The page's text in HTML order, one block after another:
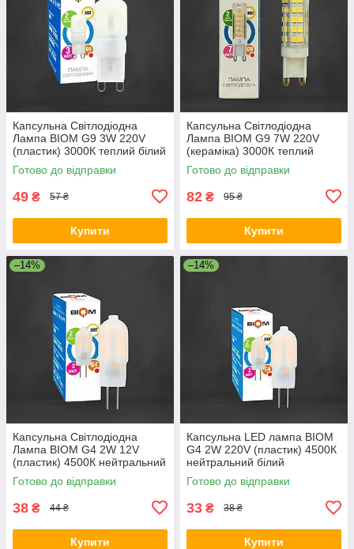
Капсульна Світлодіодна
Лампа BIOM G9 3W 220V
(пластик) 3000К теплий білий
Готово до відправки
49 ₴ 57 ₴
Купити
Капсульна Світлодіодна
Лампа BIOM G9 7W 220V
(кераміка) 3000К теплий
білий
Готово до відправки
82 ₴ 95 ₴
Купити
–14%
Капсульна Світлодіодна
Лампа BIOM G4 2W 12V
(пластик) 4500К нейтральний
білий
Готово до відправки
38 ₴ 44 ₴
Купити
–14%
Капсульна LED лампа BIOM
G4 2W 220V (пластик) 4500К
нейтральний білий
Готово до відправки
33 ₴ 38 ₴
Купити